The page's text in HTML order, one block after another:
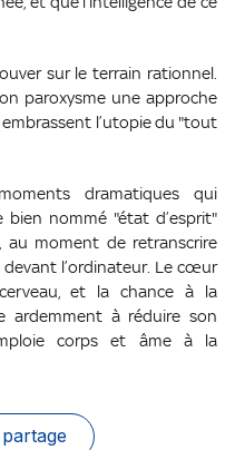
sur le terrain rationnel.
paroxysme une approche
l’utopie du "tout
dramatiques qui
nommé "état d’esprit"
au moment de retranscrire
l’ordinateur. Le cœur
et la chance à la
ardemment à réduire son
corps et âme à la